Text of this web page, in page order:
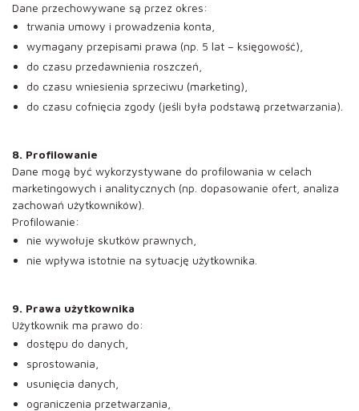
Dane przechowywane są przez okres:
trwania umowy i prowadzenia konta,
wymagany przepisami prawa (np. 5 lat – księgowość),
do czasu przedawnienia roszczeń,
do czasu wniesienia sprzeciwu (marketing),
do czasu cofnięcia zgody (jeśli była podstawą przetwarzania).
8. Profilowanie
Dane mogą być wykorzystywane do profilowania w celach
marketingowych i analitycznych (np. dopasowanie ofert, analiza
zachowań użytkowników).
Profilowanie:
nie wywołuje skutków prawnych,
nie wpływa istotnie na sytuację użytkownika.
9. Prawa użytkownika
Użytkownik ma prawo do:
dostępu do danych,
sprostowania,
usunięcia danych,
ograniczenia przetwarzania,